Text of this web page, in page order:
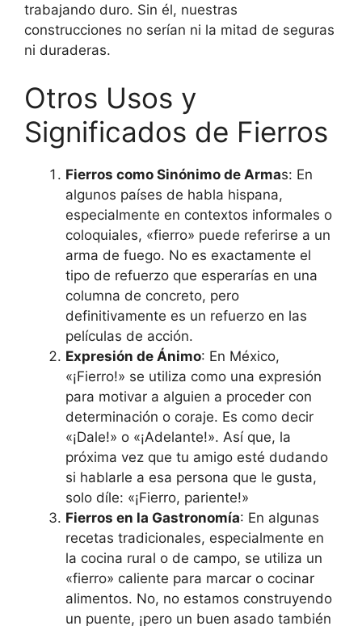
trabajando duro. Sin él, nuestras
construcciones no serían ni la mitad de seguras
ni duraderas.
Otros Usos y
Significados de Fierros
Fierros como Sinónimo de Armas: En
algunos países de habla hispana,
especialmente en contextos informales o
coloquiales, «fierro» puede referirse a un
arma de fuego. No es exactamente el
tipo de refuerzo que esperarías en una
columna de concreto, pero
definitivamente es un refuerzo en las
películas de acción.
Expresión de Ánimo: En México,
«¡Fierro!» se utiliza como una expresión
para motivar a alguien a proceder con
determinación o coraje. Es como decir
«¡Dale!» o «¡Adelante!». Así que, la
próxima vez que tu amigo esté dudando
si hablarle a esa persona que le gusta,
solo díle: «¡Fierro, pariente!»
Fierros en la Gastronomía: En algunas
recetas tradicionales, especialmente en
la cocina rural o de campo, se utiliza un
«fierro» caliente para marcar o cocinar
alimentos. No, no estamos construyendo
un puente, ¡pero un buen asado también